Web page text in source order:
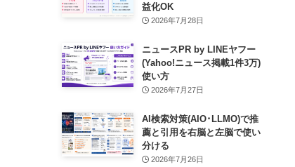
益化OK
2026年7月28日
ニュースPR by LINEヤフー
(Yahoo!ニュース掲載1件3万)
使い方
2026年7月27日
AI検索対策(AIO･LLMO)で推
薦と引用を右脳と左脳で使い
分ける
2026年7月26日